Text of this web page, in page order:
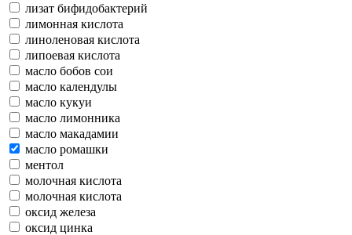
лизат бифидобактерий
лимонная кислота
линоленовая кислота
липоевая кислота
масло бобов сои
масло календулы
масло кукуи
масло лимонника
масло макадамии
масло ромашки
ментол
молочная кислота
молочная кислота
оксид железа
оксид цинка